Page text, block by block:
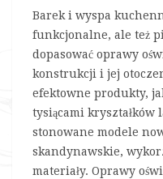
Barek i wyspa
funkcjonalne, ale też
dopasować oprawy
konstrukcji i jej
efektowne produkty,
tysiącami kryształków
stonowane modele
skandynawskie,
materiały. Oprawy